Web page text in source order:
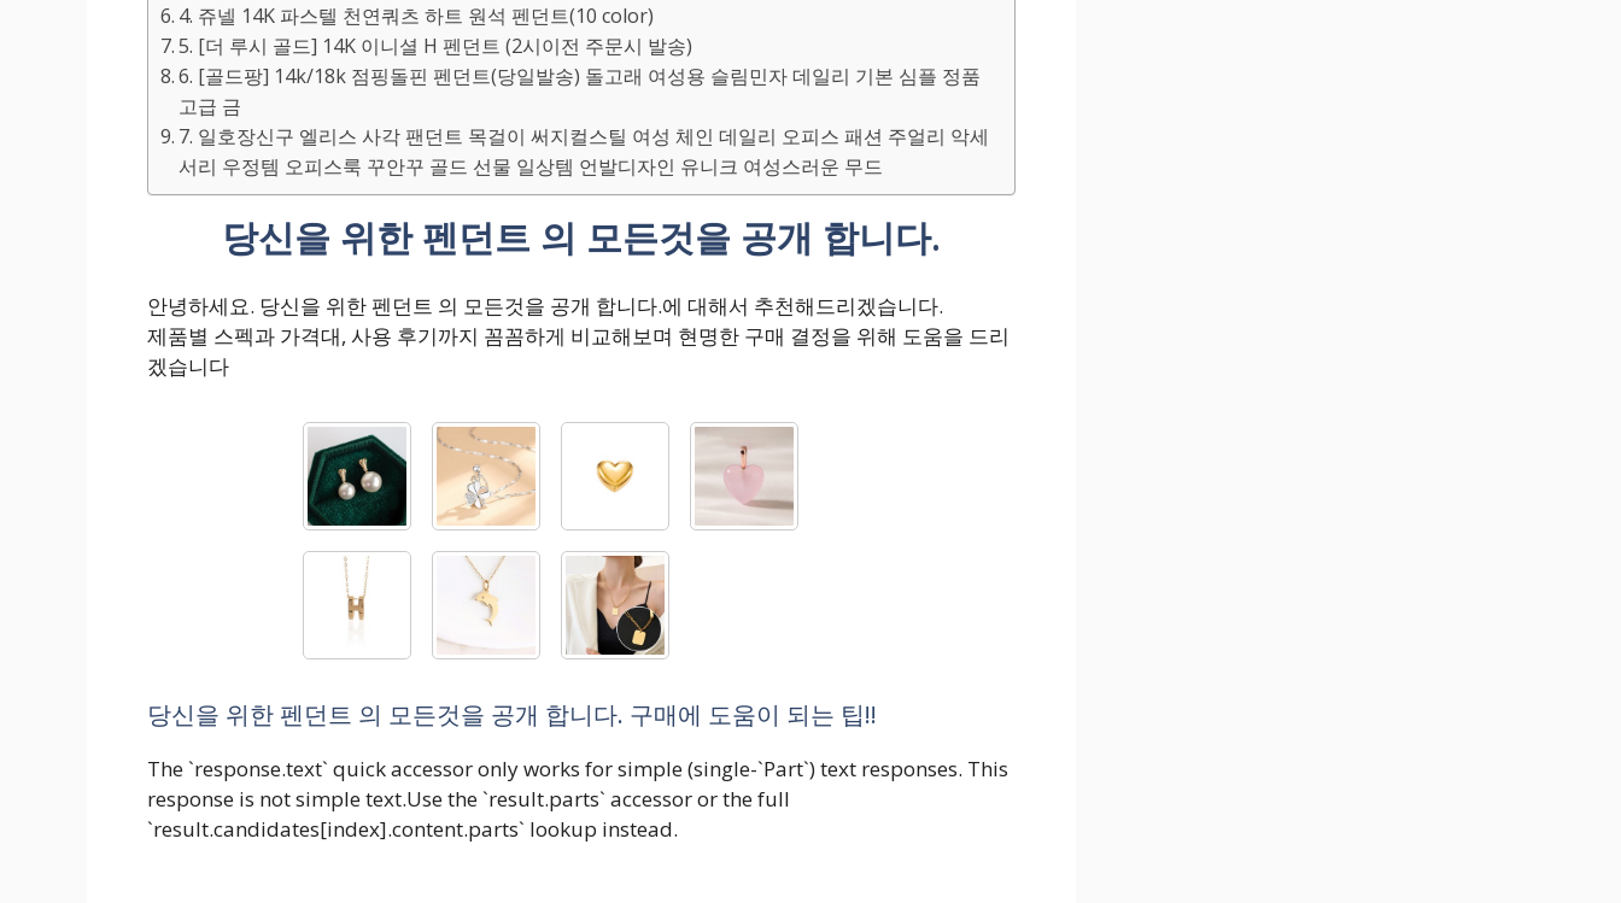
4. 쥬넬 14K 파스텔 천연쿼츠 하트 원석 펜던트(10 color)
5. [더 루시 골드] 14K 이니셜 H 펜던트 (2시이전 주문시 발송)
6. [골드팡] 14k/18k 점핑돌핀 펜던트(당일발송) 돌고래 여성용 슬림민자 데일리 기본 심플 정품
고급 금
7. 일호장신구 엘리스 사각 팬던트 목걸이 써지컬스틸 여성 체인 데일리 오피스 패션 주얼리 악세
서리 우정템 오피스룩 꾸안꾸 골드 선물 일상템 언발디자인 유니크 여성스러운 무드
당신을 위한 펜던트 의 모든것을 공개 합니다.
안녕하세요. 당신을 위한 펜던트 의 모든것을 공개 합니다.에 대해서 추천해드리겠습니다.
제품별 스펙과 가격대, 사용 후기까지 꼼꼼하게 비교해보며 현명한 구매 결정을 위해 도움을 드리
겠습니다
당신을 위한 펜던트 의 모든것을 공개 합니다. 구매에 도움이 되는 팁!!
The `response.text` quick accessor only works for simple (single-`Part`) text responses. This
response is not simple text.Use the `result.parts` accessor or the full
`result.candidates[index].content.parts` lookup instead.